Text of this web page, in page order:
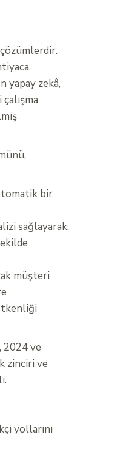
yapay zekâ,
bir
sağlayarak,
müşteri
2024 ve
zinciri ve
yollarını